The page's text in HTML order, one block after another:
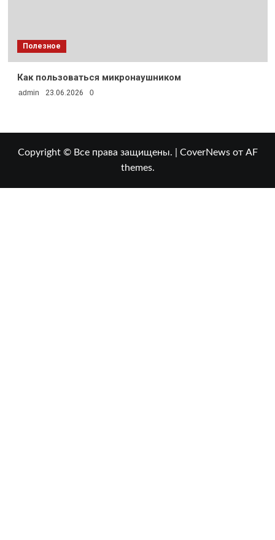
Полезное
Как пользоваться микронаушником
admin 23.06.2026 0
Copyright © Все права защищены. CoverNewsот AF
themes.